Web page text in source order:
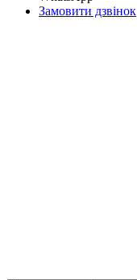
Замовити дзвінок